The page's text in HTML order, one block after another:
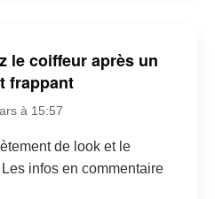
le coiffeur après un
frappant
à 15:57
de look et le
infos en commentaire